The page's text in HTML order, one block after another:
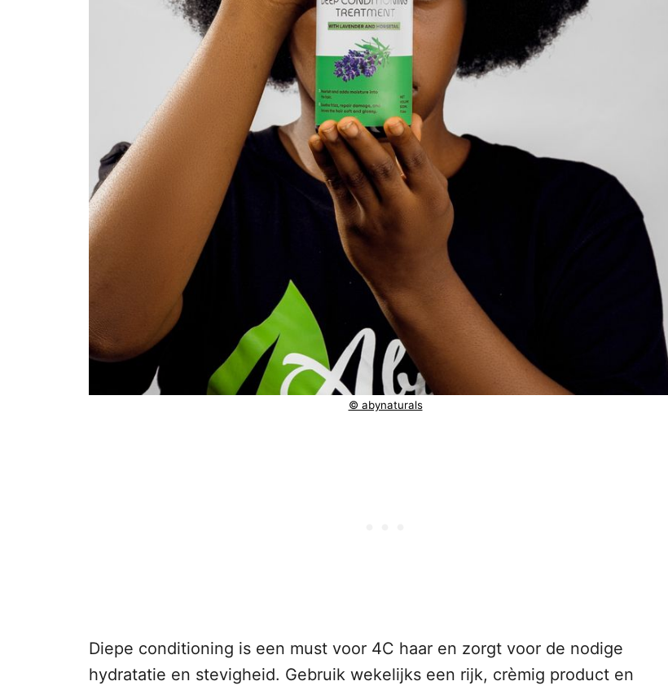
© abynaturals
Diepe conditioning is een must voor 4C haar en zorgt voor de nodige
hydratatie en stevigheid. Gebruik wekelijks een rijk, crèmig product en